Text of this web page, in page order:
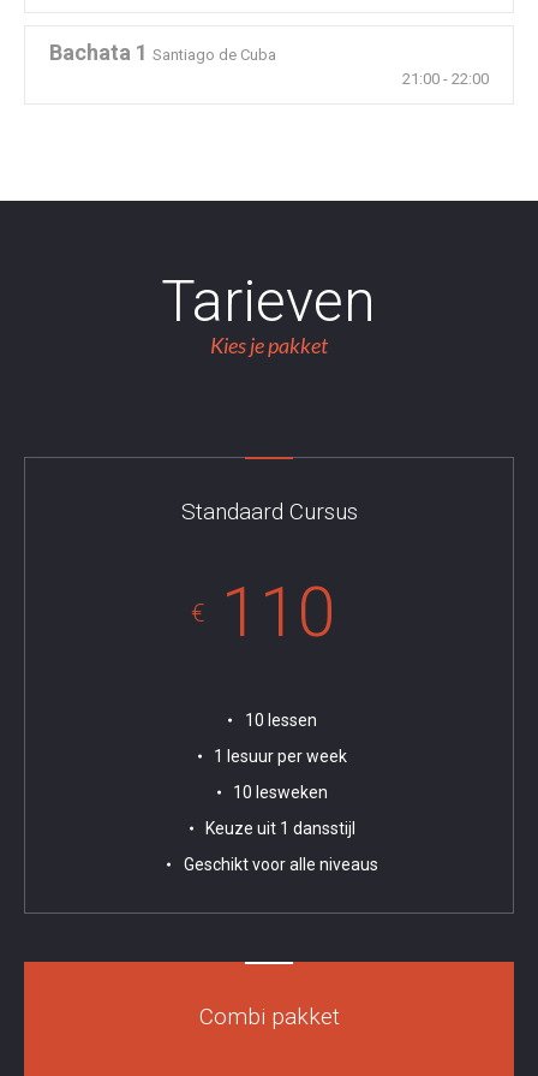
Bachata 1Santiago de Cuba
21:00- 22:00
Tarieven
Kies je pakket
Standaard Cursus
€ 110
10 lessen
1 lesuur per week
10 lesweken
Keuze uit 1 dansstijl
Geschikt voor alle niveaus
Combi pakket